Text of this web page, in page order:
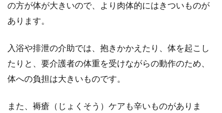
のアイテムです。...
ないすっきり空間に早変り
の方が体が大きいので、より肉体的にはきついものが
あります。
入浴や排泄の介助では、抱きかかえたり、体を起こし
たりと、要介護者の体重を受けながらの動作のため、
体への負担は大きいものです。
また、褥瘡（じょくそう）ケアも辛いものがありま